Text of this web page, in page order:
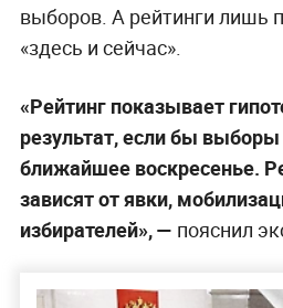
выборов. А рейтинги лишь
«здесь и сейчас».
«Рейтинг показывает
результат, если бы
ближайшее воскресенье.
зависят от явки,
избирателей», — пояснил